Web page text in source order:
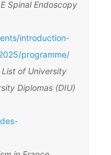
Spinal Endoscopy
introduction-
programme/
List of University
Diplomas (DIU)